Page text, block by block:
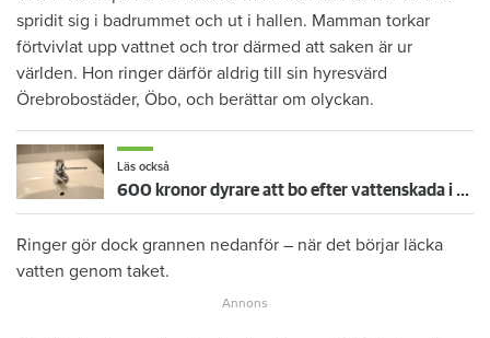
spridit sig i badrummet och ut i hallen. Mamman torkar
förtvivlat upp vattnet och tror därmed att saken är ur
världen. Hon ringer därför aldrig till sin hyresvärd
Örebrobostäder, Öbo, och berättar om olyckan.
Läs också
600 kronor dyrare att bo efter vattenskada i Varberg
Ringer gör dock grannen nedanför – när det börjar läcka
vatten genom taket.